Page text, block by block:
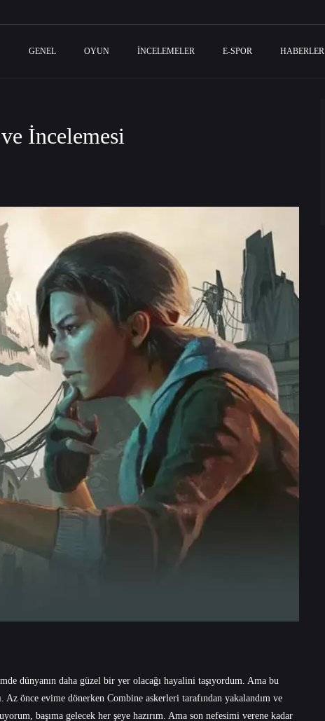
GENEL OYUN İNCELEMELER E-SPOR HABERLER
İncelemesi
dünyanın daha güzel bir yer olacağı hayalini taşıyordum. Ama bu
önce evime dönerken Combine askerleri tarafından yakalandım ve
başıma gelecek her şeye hazırım. Ama son nefesimi verene kadar